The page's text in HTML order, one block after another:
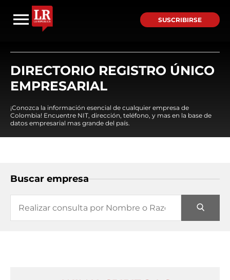
SUSCRIBIRSE
DIRECTORIO REGISTRO ÚNICO
EMPRESARIAL
¡Conozca la información esencial de cualquier empresa de
Colombia! Encuentre NIT, dirección, teléfono, y mas en la base de
datos empresarial mas grande del país.
Buscar empresa